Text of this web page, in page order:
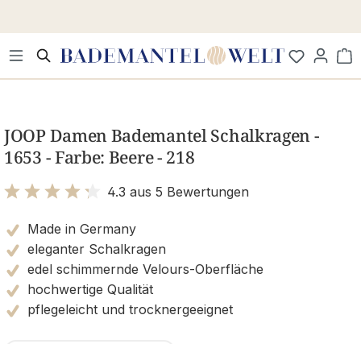
JOOP Damen Bademantel Schalkragen -
1653 - Farbe: Beere - 218
4.3 aus 5 Bewertungen
Made in Germany
eleganter Schalkragen
edel schimmernde Velours-Oberfläche
hochwertige Qualität
pflegeleicht und trocknergeeignet